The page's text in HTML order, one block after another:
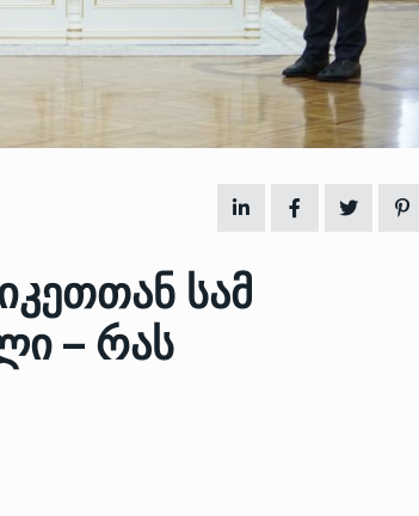
სამ
– რას
11
„სოციალურად დაუცველთა
დასაქმების პროგრამაში,…
ᲡᲐᲖᲝᲒᲐᲓᲝᲔᲑᲐ 13/05/2022
აბაშის მუნიციპალიტეტი
13
მარაგი დღეისათვის გვაქვს
საკმარისზე მეტი, თუმცა…
ᲔᲙᲝᲜᲝᲛᲘᲙᲐ